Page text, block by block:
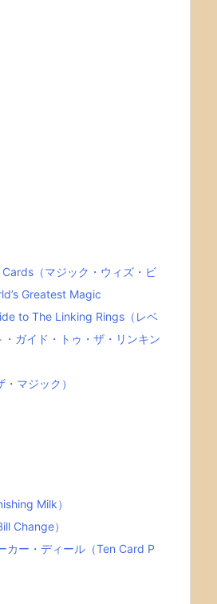
（マジック・ウィズ・ビ
Greatest Magic
to The Linking Rings（レベ
ガイド・トゥ・ザ・リンキン
マジック）
Milk）
Change）
カー・ディール（Ten Card P